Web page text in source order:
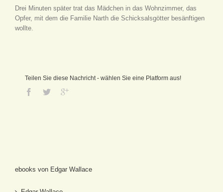
Drei Minuten später trat das Mädchen in das Wohnzimmer, das
Opfer, mit dem die Familie Narth die Schicksalsgötter besänftigen
wollte.
Teilen Sie diese Nachricht - wählen Sie eine Platform aus!
ebooks von Edgar Wallace